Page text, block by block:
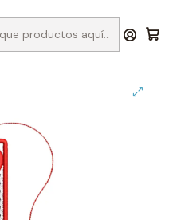
Encaje Libre
corazones rojos